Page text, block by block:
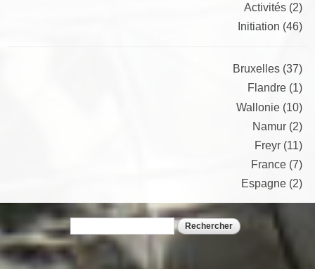
Activités (2)
Initiation (46)
Bruxelles (37)
Flandre (1)
Wallonie (10)
Namur (2)
Freyr (11)
France (7)
Espagne (2)
Formulaire de recherche